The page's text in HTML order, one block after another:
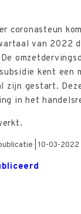
coronasteun
van 2022
kent
zijn gestart.
in het
| 10-03-2022